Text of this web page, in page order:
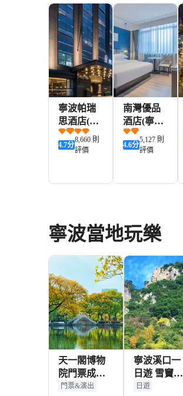
寧波帕瑞
思酒店(天
一廣場
SHOPING
4.7分
8,660 則
評價
南灣優品
酒店(寧波
櫟社機場
石碶地鐵
4.6分
5,127 則
評價
寧波當地玩樂
天一閣博物
院門票成人
票
門票&演出
寧波溪口一
日遊 雪竇山
彌勒佛+蔣氏
日遊